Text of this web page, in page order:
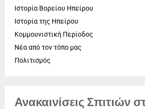
Ιστορία Βορείου Ηπείρου
Ιστορία της Ηπείρου
Κομμουνιστική Περίοδος
Νέα από τον τόπο μας
Πολιτισμός
Ανακαινίσεις Σπιτιών